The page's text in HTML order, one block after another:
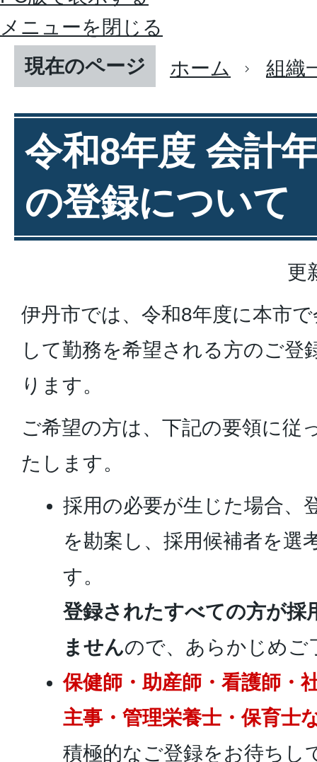
メニューを閉じる
現在のページ
ホーム 組織
令和8年度 会計
の登録について
更
伊丹市では、令和8年度に本市
して勤務を希望される方のご登
ります。
ご希望の方は、下記の要領に従
たします。
採用の必要が生じた場合、
を勘案し、採用候補者を選
す。
登録されたすべての方が採
ませんので、あらかじめご
保健師・助産師・看護師・
主事・管理栄養士・保育士
積極的なご登録をお待ちし